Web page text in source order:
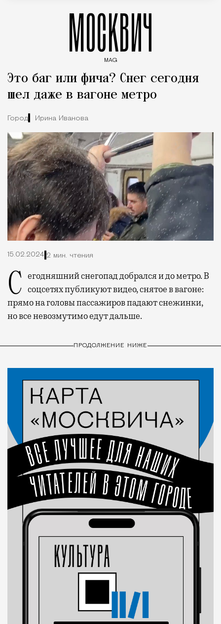
МОСКВИЧ
MAG
Это баг или фича? Снег сегодня
шел даже в вагоне метро
Город Ирина Иванова
15.02.2024 2 мин. чтения
Сегодняшний снегопад добрался и до метро. В соцсетях публикуют видео, снятое в вагоне:
прямо на головы пассажиров падают снежинки,
но все невозмутимо едут дальше.
ПРОДОЛЖЕНИЕ НИЖЕ